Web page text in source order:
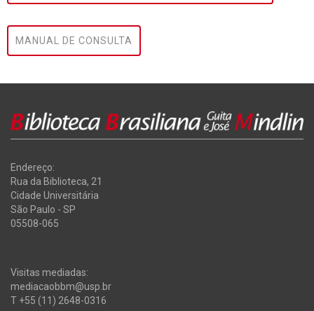
MANUAL DE CONSULTA
Endereço:
Rua da Biblioteca, 21
Cidade Universitária
São Paulo - SP
05508-065
Visitas mediadas:
mediacaobbm@usp.br
T +55 (11) 2648-0316